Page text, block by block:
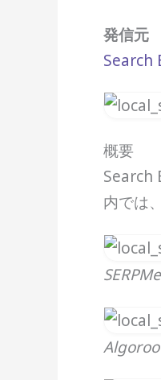
発信元
Search
概要
Search
内では、
Algoroo